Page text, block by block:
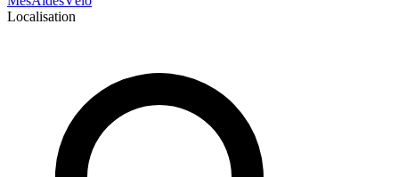
Localisation